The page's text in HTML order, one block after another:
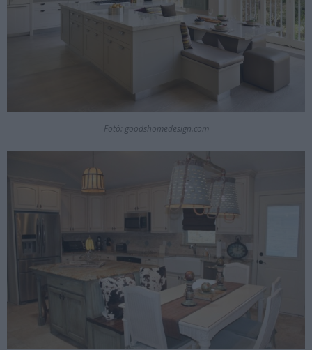
Fotó: goodshomedesign.com